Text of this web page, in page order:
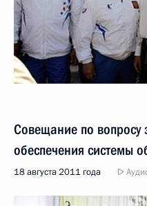
Совещание по вопросу
обеспечения системы
18 августа 2011 года